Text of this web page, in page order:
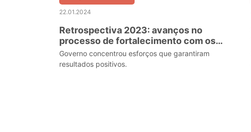
22.01.2024
Retrospectiva 2023: avanços no
processo de fortalecimento com os
municípios
Governo concentrou esforços que garantiram
resultados positivos.